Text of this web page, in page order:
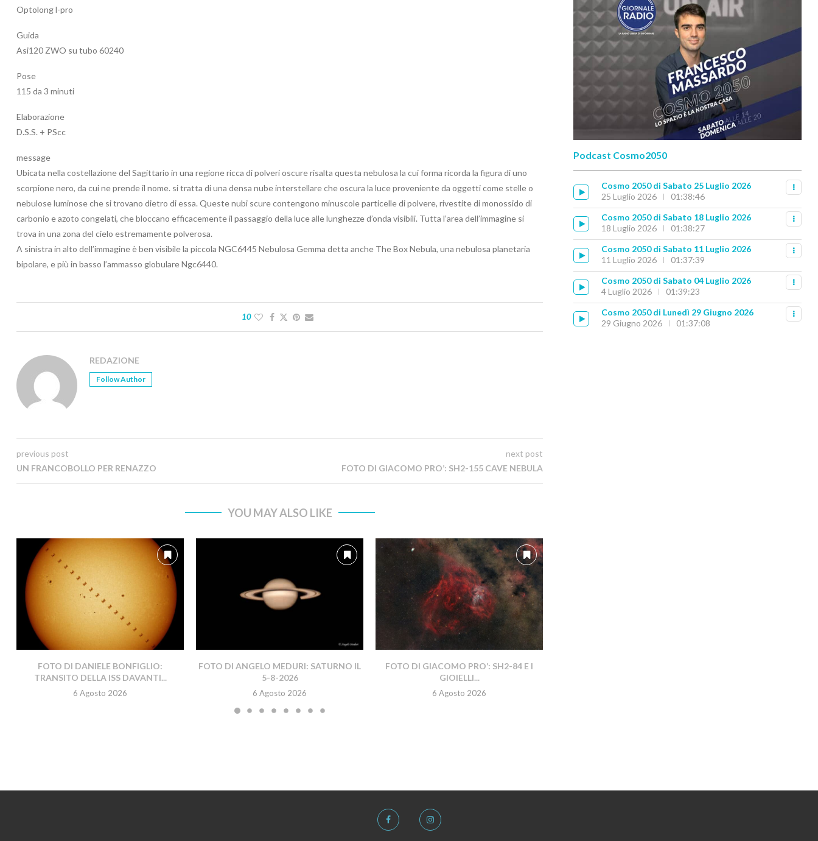
Optolong l-pro
Guida
Asi120 ZWO su tubo 60240
Pose
115 da 3 minuti
Elaborazione
D.S.S. + PScc
message
Ubicata nella costellazione del Sagittario in una regione ricca di polveri oscure risalta questa nebulosa la cui forma ricorda la figura di uno
scorpione nero, da cui ne prende il nome. si tratta di una densa nube interstellare che oscura la luce proveniente da oggetti come stelle o
nebulose luminose che si trovano dietro di essa. Queste nubi scure contengono minuscole particelle di polvere, rivestite di monossido di
carbonio e azoto congelati, che bloccano efficacemente il passaggio della luce alle lunghezze d’onda visibili. Tutta l’area dell’immagine si
trova in una zona del cielo estremamente polverosa.
A sinistra in alto dell’immagine è ben visibile la piccola NGC6445 Nebulosa Gemma detta anche The Box Nebula, una nebulosa planetaria
bipolare, e più in basso l’ammasso globulare Ngc6440.
10
REDAZIONE
Follow Author
previous post
UN FRANCOBOLLO PER RENAZZO
next post
FOTO DI GIACOMO PRO’: SH2-155 CAVE NEBULA
YOU MAY ALSO LIKE
FOTO DI DANIELE BONFIGLIO:
TRANSITO DELLA ISS DAVANTI...
6 Agosto 2026
FOTO DI ANGELO MEDURI: SATURNO IL
5-8-2026
6 Agosto 2026
FOTO DI GIACOMO PRO’: SH2-84 E I
GIOIELLI...
6 Agosto 2026
Podcast Cosmo2050
Cosmo 2050 di Sabato 25 Luglio 2026
25 Luglio 2026
01:38:46
Cosmo 2050 di Sabato 18 Luglio 2026
18 Luglio 2026
01:38:27
Cosmo 2050 di Sabato 11 Luglio 2026
11 Luglio 2026
01:37:39
Cosmo 2050 di Sabato 04 Luglio 2026
4 Luglio 2026
01:39:23
Cosmo 2050 di Lunedì 29 Giugno 2026
29 Giugno 2026
01:37:08